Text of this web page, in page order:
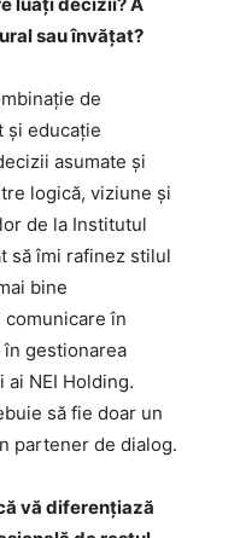
sau învățat?
de
și educație
asumate și
logică, viziune și
de la Institutul
să îmi rafinez stilul
bine
în
gestionarea
NEI Holding.
să fie doar un
partener de dialog.
vă diferențiază